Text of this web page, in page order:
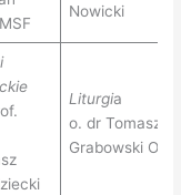
Nowicki
Liturgia
o. dr Tomasz
Grabowski OP